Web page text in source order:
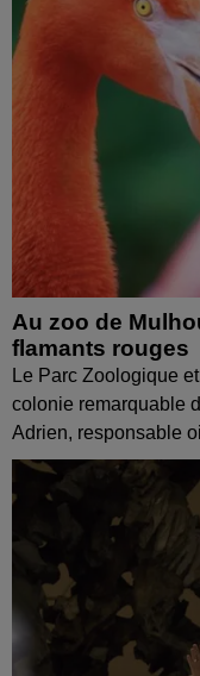
Au zoo de
flamants rouges
Le Parc Zoologique
colonie remarquable
Adrien, responsable